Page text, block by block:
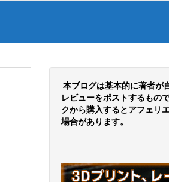
本ブログは基本的に著者が
レビューをポストするもの
クから購入するとアフェリ
場合があります。